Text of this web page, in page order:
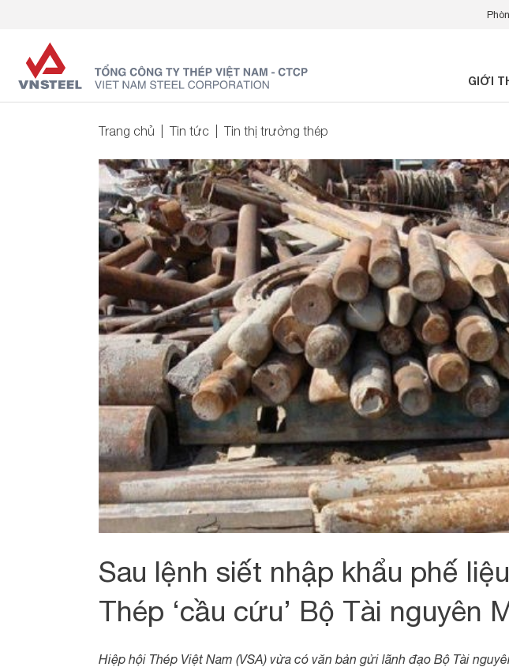
GIỚI
Trang chủ Tin tức Tin thị trường thép
Sau lệnh siết nhập khẩu phế
Thép ‘cầu cứu’ Bộ Tài nguyên
Hiệp hội Thép Việt Nam (VSA) vừa có văn bản gửi lãnh đạo Bộ Tài